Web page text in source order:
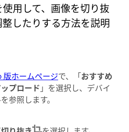
用して、画像を切り抜
したりする方法を説明
ホームページで、「おすすめ
プロード 」を選択し、デバイ
参照します。